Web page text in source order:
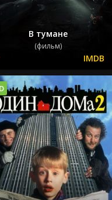
В тумане
(фильм)